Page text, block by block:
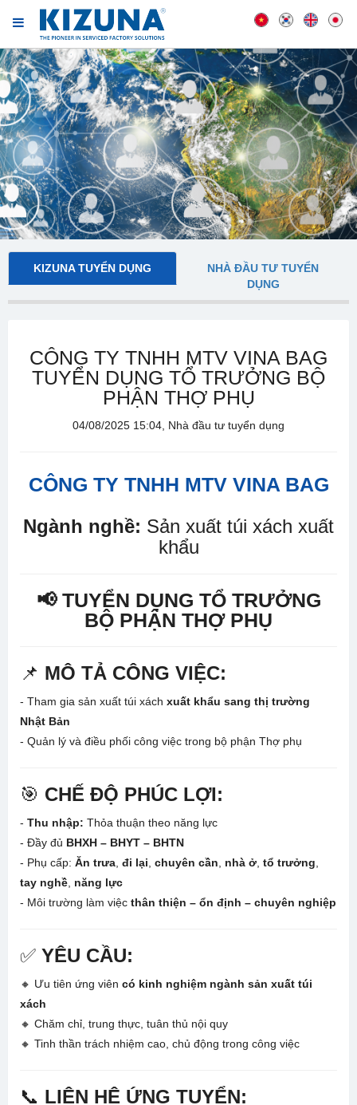
KIZUNA TUYỂN DỤNG
NHÀ ĐẦU TƯ TUYỂN
DỤNG
CÔNG TY TNHH MTV VINA BAG
TUYỂN DỤNG TỔ TRƯỞNG BỘ
PHẬN THỢ PHỤ
04/08/2025 15:04, Nhà đầu tư tuyển dụng
CÔNG TY TNHH MTV VINA BAG
Ngành nghề: Sản xuất túi xách xuất
khẩu
📢 TUYỂN DỤNG TỔ TRƯỞNG
BỘ PHẬN THỢ PHỤ
📌 MÔ TẢ CÔNG VIỆC:
- Tham gia sản xuất túi xách xuất khẩu sang thị trường
Nhật Bản
- Quản lý và điều phối công việc trong bộ phận Thợ phụ
🎯 CHẾ ĐỘ PHÚC LỢI:
- Thu nhập: Thỏa thuận theo năng lực
- Đầy đủ BHXH – BHYT – BHTN
- Phụ cấp: Ăn trưa đi lại chuyên cần nhà ở tổ trưởng
tay nghề năng lực
- Môi trường làm việc thân thiện – ổn định – chuyên nghiệp
✅ YÊU CẦU:
🔸 Ưu tiên ứng viên có kinh nghiệm ngành sản xuất túi
xách
🔸 Chăm chỉ, trung thực, tuân thủ nội quy
🔸 Tinh thần trách nhiệm cao, chủ động trong công việc
📞 LIÊN HỆ ỨNG TUYỂN: